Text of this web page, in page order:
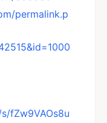
permalink.p
fZw9VAOs8u